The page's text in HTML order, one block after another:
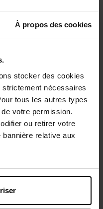
À propos des cookies
stocker des cookies
strictement nécessaires
tous les autres types
votre permission.
ou retirer votre
relative aux
warme en ontspannen
Een luxe
en badzouten biedt ook
en tot rust te
het opbouwen van
is een prachtige vorm
je plezier geeft en je een
gaat om ontspanning,